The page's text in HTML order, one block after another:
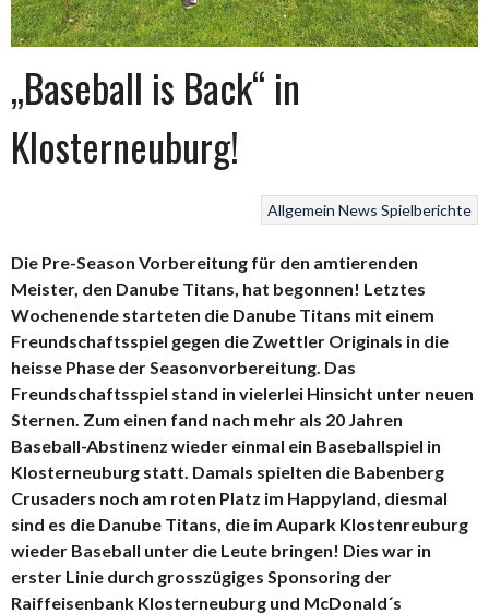
„Baseball is Back“ in
Klosterneuburg!
Allgemein News Spielberichte
Die Pre-Season Vorbereitung für den amtierenden
Meister, den Danube Titans, hat begonnen! Letztes
Wochenende starteten die Danube Titans mit einem
Freundschaftsspiel gegen die Zwettler Originals in die
heisse Phase der Seasonvorbereitung. Das
Freundschaftsspiel stand in vielerlei Hinsicht unter neuen
Sternen. Zum einen fand nach mehr als 20 Jahren
Baseball-Abstinenz wieder einmal ein Baseballspiel in
Klosterneuburg statt. Damals spielten die Babenberg
Crusaders noch am roten Platz im Happyland, diesmal
sind es die Danube Titans, die im Aupark Klostenreuburg
wieder Baseball unter die Leute bringen! Dies war in
erster Linie durch grosszügiges Sponsoring der
Raiffeisenbank Klosterneuburg und McDonald´s